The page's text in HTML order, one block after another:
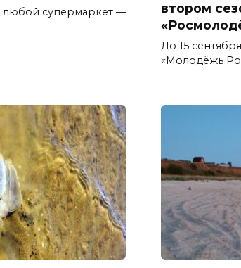
любой супермаркет —
втором
До 15
«Молодёжь